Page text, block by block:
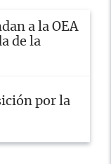
a la OEA
de la
por la